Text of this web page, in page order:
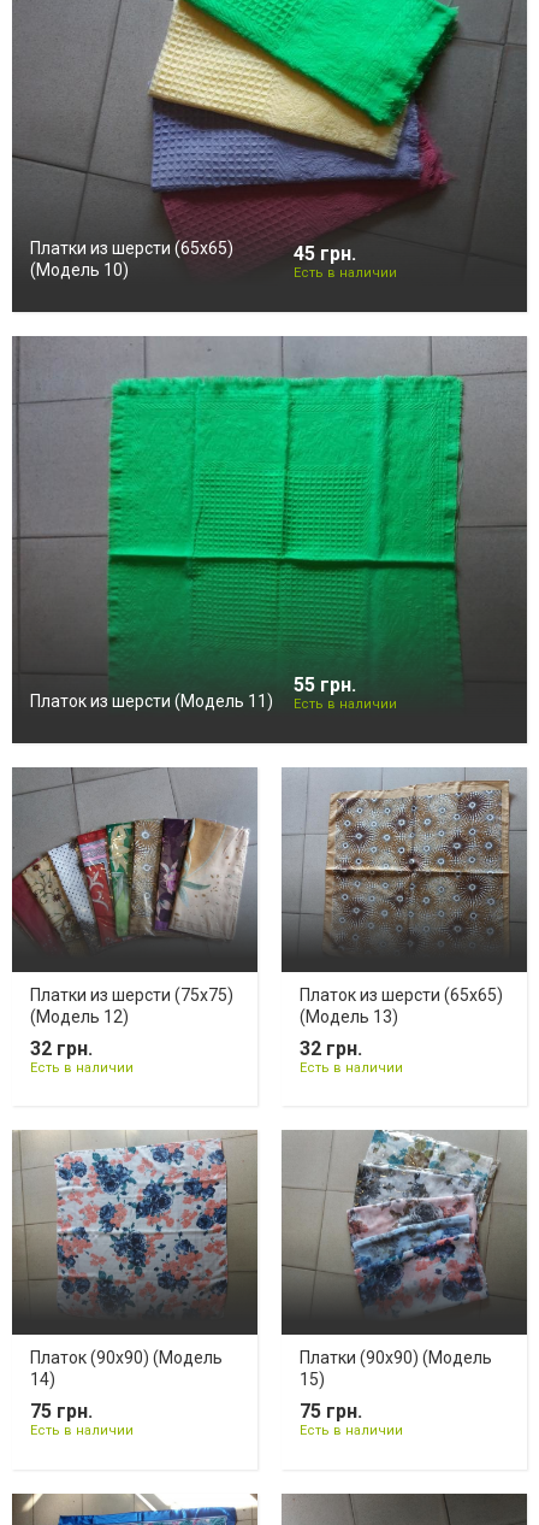
Платки из шерсти (65х65)
(Модель 10)
45 грн.
Есть в наличии
Платок из шерсти (Модель 11)
55 грн.
Есть в наличии
Платки из шерсти (75х75)
(Модель 12)
32 грн.
Есть в наличии
Платок из шерсти (65х65)
(Модель 13)
32 грн.
Есть в наличии
Платок (90х90) (Модель
14)
75 грн.
Есть в наличии
Платки (90х90) (Модель
15)
75 грн.
Есть в наличии